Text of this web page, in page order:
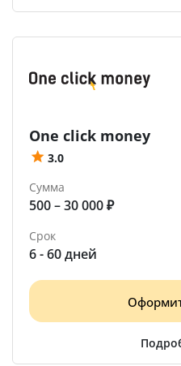
One click money
3.0
Сумма
500 – 30 000 ₽
Срок
6 - 60 дней